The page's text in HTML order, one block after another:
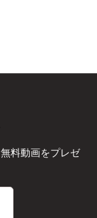
無料動画をプレゼ